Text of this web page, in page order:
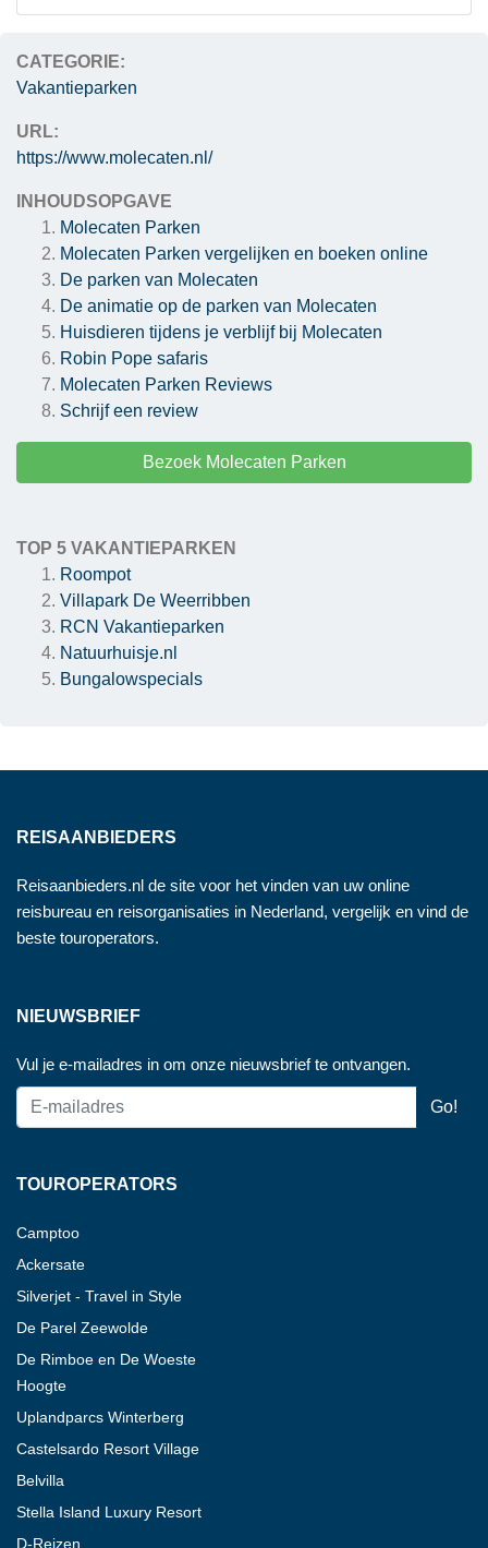
CATEGORIE:
Vakantieparken
URL:
https://www.molecaten.nl/
INHOUDSOPGAVE
Molecaten Parken
Molecaten Parken vergelijken en boeken online
De parken van Molecaten
De animatie op de parken van Molecaten
Huisdieren tijdens je verblijf bij Molecaten
Robin Pope safaris
Molecaten Parken Reviews
Schrijf een review
Bezoek Molecaten Parken
TOP 5 VAKANTIEPARKEN
Roompot
Villapark De Weerribben
RCN Vakantieparken
Natuurhuisje.nl
Bungalowspecials
REISAANBIEDERS
Reisaanbieders.nl de site voor het vinden van uw online
reisbureau en reisorganisaties in Nederland, vergelijk en vind de
beste touroperators.
NIEUWSBRIEF
Vul je e-mailadres in om onze nieuwsbrief te ontvangen.
TOUROPERATORS
Camptoo
Ackersate
Silverjet - Travel in Style
De Parel Zeewolde
De Rimboe en De Woeste
Hoogte
Uplandparcs Winterberg
Castelsardo Resort Village
Belvilla
Stella Island Luxury Resort
D-Reizen